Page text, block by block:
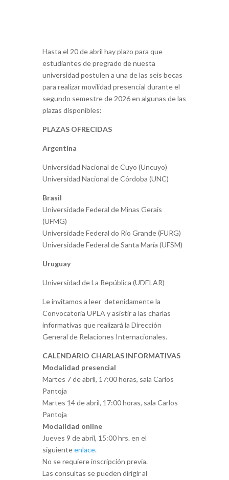
Hasta el 20 de abril hay plazo para que
estudiantes de pregrado de nuesta
universidad postulen a una de las seis becas
para realizar movilidad presencial durante el
segundo semestre de 2026 en algunas de las
plazas disponibles:
PLAZAS OFRECIDAS
Argentina
Universidad Nacional de Cuyo (Uncuyo)
Universidad Nacional de Córdoba (UNC)
Brasil
Universidade Federal de Minas Gerais
(UFMG)
Universidade Federal do Rio Grande (FURG)
Universidade Federal de Santa María (UFSM)
Uruguay
Universidad de La República (UDELAR)
Le invitamos a leer detenidamente la
Convocatoria UPLA y asistir a las charlas
informativas que realizará la Dirección
General de Relaciones Internacionales.
CALENDARIO CHARLAS INFORMATIVAS
Modalidad presencial
Martes 7 de abril, 17:00 horas, sala Carlos
Pantoja
Martes 14 de abril, 17:00 horas, sala Carlos
Pantoja
Modalidad online
Jueves 9 de abril, 15:00 hrs. en el
siguienteenlace.
No se requiere inscripción previa.
Las consultas se pueden dirigir al